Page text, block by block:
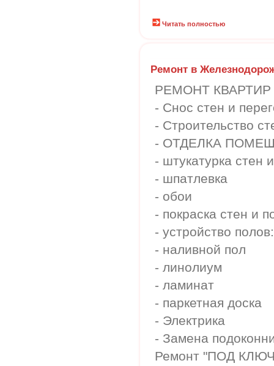
Читать полностью
Ремонт в
РЕМОНТ КВАРТИР
- Снос стен и
- Строительство
- ОТДЕЛКА
- штукатурка стен
- шпатлевка
- обои
- покраска стен и
- устройство полов:
- наливной пол
- линолиум
- ламинат
- паркетная доска
- Электрика
- Замена
Ремонт "ПОД